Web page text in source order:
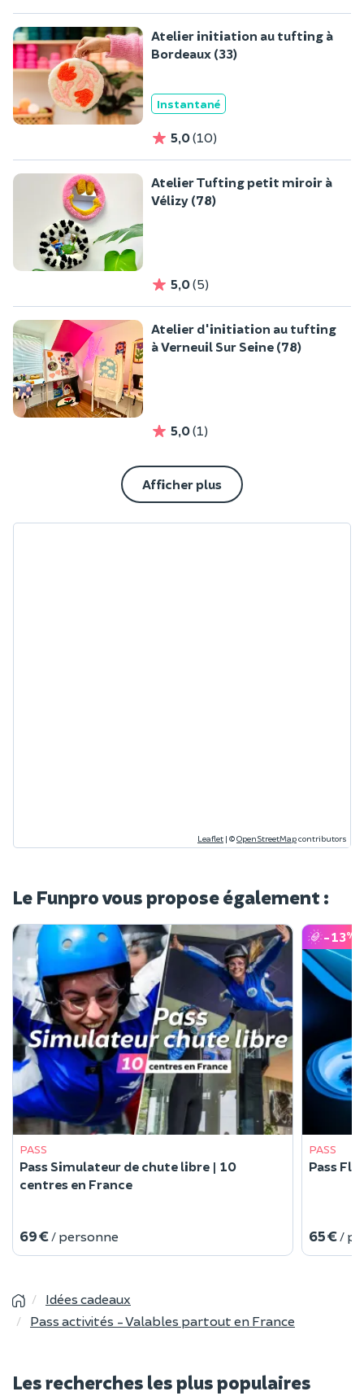
Atelier initiation au tufting à
Bordeaux (33)
Instantané
5,0(10)
Atelier Tufting petit miroir à
Vélizy (78)
5,0(5)
Atelier d'initiation au tufting
à Verneuil Sur Seine (78)
5,0(1)
Afficher plus
Leaflet | ©OpenStreetMapcontributors
Le Funpro vous propose également :
PASS
Pass Simulateur de chute libre | 10
centres en France
69 € / personne
-13%
PASS
Pass
65 € /
Idées cadeaux
Pass activités - Valables partout en France
Les recherches les plus populaires